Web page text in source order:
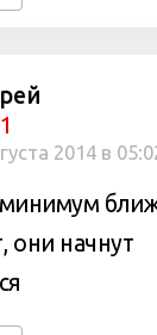
2014 в
минимум
они начнут